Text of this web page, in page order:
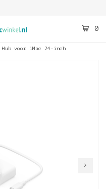
0
Hub voor iMac 24-inch